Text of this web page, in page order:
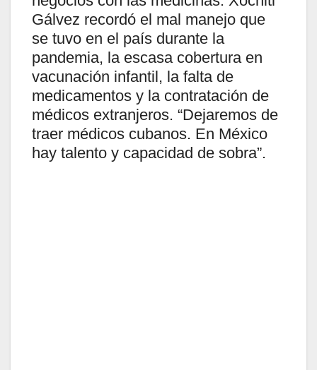
Gálvez recordó el mal manejo que
se tuvo en el país durante la
pandemia, la escasa cobertura en
vacunación infantil, la falta de
medicamentos y la contratación de
médicos extranjeros. “Dejaremos de
traer médicos cubanos. En México
hay talento y capacidad de sobra”.